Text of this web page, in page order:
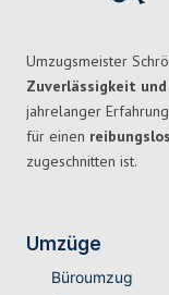
Umzugsmeister
Zuverlässigkeit
jahrelanger
für einen
zugeschnitten ist.
Umzüge
Büroumzug